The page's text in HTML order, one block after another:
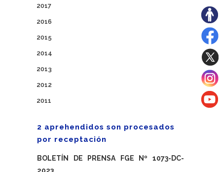
2017
2016
2015
2014
2013
2012
2011
2 aprehendidos son procesados
por receptación
BOLETÍN DE PRENSA FGE Nº 1073-DC-